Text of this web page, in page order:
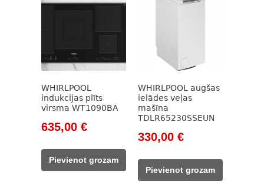
WHIRLPOOL
indukcijas plīts
virsma WT1090BA
Original
was:
825,00 €.
635,00 €Current
635,00 €.
Pievienot grozam
WHIRLPOOL augšas
ielādes veļas
mašīna
TDLR65230SSEUN
Original
was:
422,00 €.
330,00 €Current
330,00 €.
Pievienot grozam